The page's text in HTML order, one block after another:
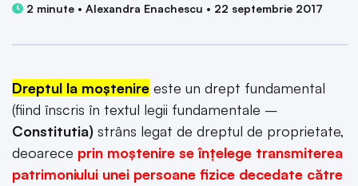
2 minute • Alexandra Enachescu • 22 septembrie 2017
Dreptul la moștenire este un drept fundamental
(fiind înscris în textul legii fundamentale –
Constitutia) strâns legat de dreptul de proprietate,
deoarece prin moștenire se înțelege transmiterea
patrimoniului unei persoane fizice decedate către